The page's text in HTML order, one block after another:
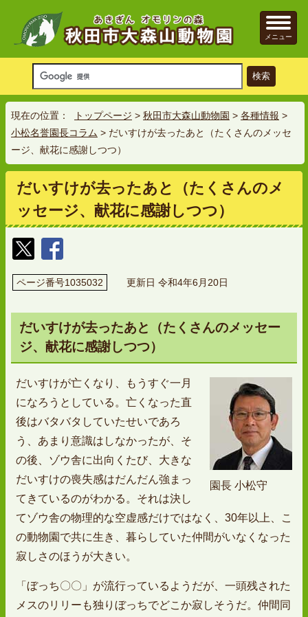
メニュー
現在の位置： トップページ > 秋田市大森山動物園 > 各種情報 >
小松名誉園長コラム > だいすけが去ったあと（たくさんのメッセ
ージ、献花に感謝しつつ）
だいすけが去ったあと（たくさんのメ
ッセージ、献花に感謝しつつ）
ページ番号1035032 更新日 令和4年6月20日
だいすけが去ったあと（たくさんのメッセー
ジ、献花に感謝しつつ）
園長 小松守
だいすけが亡くなり、もうすぐ一月
になろうとしている。亡くなった直
後はバタバタしていたせいであろ
う、あまり意識はしなかったが、そ
の後、ゾウ舎に出向くたび、大きな
だいすけの喪失感はだんだん強まっ
てきているのがわかる。それは決し
てゾウ舎の物理的な空虚感だけではなく、30年以上、こ
の動物園で共に生き、暮らしていた仲間がいなくなった
寂しさのほうが大きい。
「ぼっち〇〇」が流行っているようだが、一頭残された
メスのリリーも独りぼっちでどこか寂しそうだ。仲間同